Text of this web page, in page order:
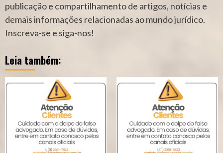
publicação e compartilhamento de artigos, notícias e
demais informações relacionadas ao mundo jurídico.
Inscreva-se e siga-nos!
Leia também: